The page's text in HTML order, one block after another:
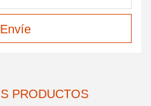
Envíe
PRODUCTOS